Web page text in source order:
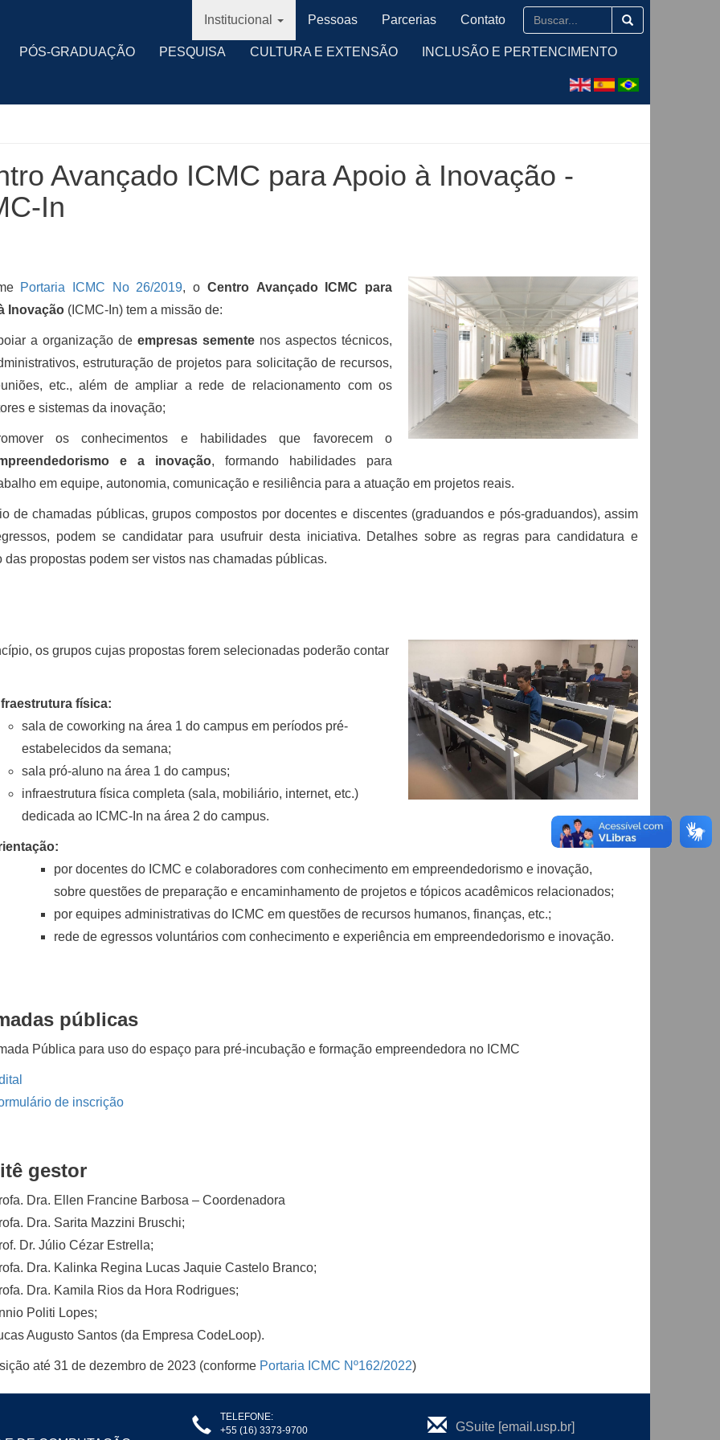
PÓS-GRADUAÇÃO PESQUISA CULTURA E EXTENSÃO INCLUSÃO E PERTENCIMENTO
Institucional Pessoas Parcerias Contato
Avançado ICMC para Apoio à Inovação -
In
Portaria ICMC No 26/2019, o Centro Avançado ICMC para
Inovação(ICMC-In) tem a missão de:
a organização de empresas sementenos aspectos técnicos,
estruturação de projetos para solicitação de recursos,
etc., além de ampliar a rede de relacionamento com os
e sistemas da inovação;
os conhecimentos e habilidades que favorecem o
e a inovação, formando habilidades para
em equipe, autonomia, comunicação e resiliência para a atuação em projetos reais.
de chamadas públicas, grupos compostos por docentes e discentes (graduandos e pós-graduandos), assim
podem se candidatar para usufruir desta iniciativa. Detalhes sobre as regras para candidatura e
das propostas podem ser vistos nas chamadas públicas.
os grupos cujas propostas forem selecionadas poderão contar
física:
sala de coworking na área 1 do campus em períodos pré-
estabelecidos da semana;
sala pró-aluno na área 1 do campus;
infraestrutura física completa (sala, mobiliário, internet, etc.)
dedicada ao ICMC-In na área 2 do campus.
por docentes do ICMC e colaboradores com conhecimento em empreendedorismo e inovação,
sobre questões de preparação e encaminhamento de projetos e tópicos acadêmicos relacionados;
por equipes administrativas do ICMC em questões de recursos humanos, finanças, etc.;
rede de egressos voluntários com conhecimento e experiência em empreendedorismo e inovação.
públicas
Pública para uso do espaço para pré-incubação e formação empreendedora no ICMC
de inscrição
gestor
Dra. Ellen Francine Barbosa – Coordenadora
Dra. Sarita Mazzini Bruschi;
Dr. Júlio Cézar Estrella;
Dra. Kalinka Regina Lucas Jaquie Castelo Branco;
Dra. Kamila Rios da Hora Rodrigues;
Politi Lopes;
Augusto Santos (da Empresa CodeLoop).
até 31 de dezembro de 2023 (conforme Portaria ICMC Nº162/2022)
TELEFONE:
+55 (16) 3373-9700
GSuite [email.usp.br]